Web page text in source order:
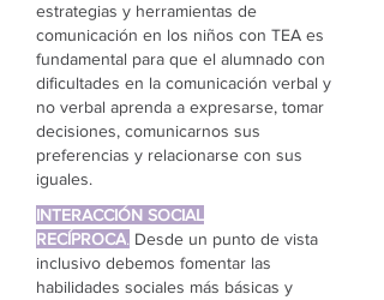
estrategias y herramientas de
comunicación en los niños con TEA es
fundamental para que el alumnado con
dificultades en la comunicación verbal y
no verbal aprenda a expresarse, tomar
decisiones, comunicarnos sus
preferencias y relacionarse con sus
iguales.
INTERACCIÓN SOCIAL
RECÍPROCA. Desde un punto de vista
inclusivo debemos fomentar las
habilidades sociales más básicas y